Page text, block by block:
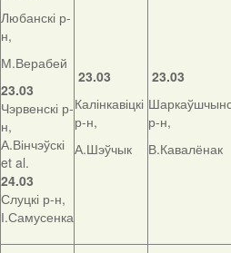
Любанскі р-
н,
М.Верабей
23.03
Чэрвенскі р-
н,
А.Вінчэўскі
et al.
24.03
Слуцкі р-н,
І.Самусенка
23.03
Калінкавіцкі
р-н,
А.Шэўчык
23.03
р-н,
В.Кавалёнак